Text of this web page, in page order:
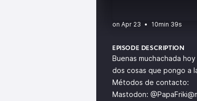
• 10min 39s
EPISODE DESCRIPTION
Buenas muchachada
dos cosas que pongo a
Métodos de contacto:
Mastodon: @